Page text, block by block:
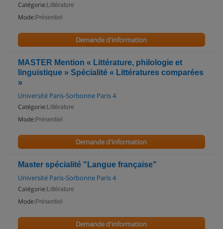
Catégorie: Littérature
Mode: Présentiel
Demande d'information
MASTER Mention « Littérature, philologie et
linguistique » Spécialité « Littératures comparées
»
Université Paris-Sorbonne Paris 4
Catégorie: Littérature
Mode: Présentiel
Demande d'information
Master spécialité "Langue française"
Université Paris-Sorbonne Paris 4
Catégorie: Littérature
Mode: Présentiel
Demande d'information